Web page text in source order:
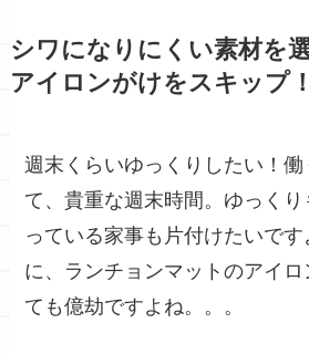
シワになりにくい素材を
アイロンがけをスキップ！
週末くらいゆっくりしたい！
て、貴重な週末時間。ゆっくり
っている家事も片付けたいで
に、 ランチョンマットのアイ
ても億劫ですよね。。。